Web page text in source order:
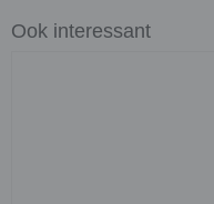
Ook interessant